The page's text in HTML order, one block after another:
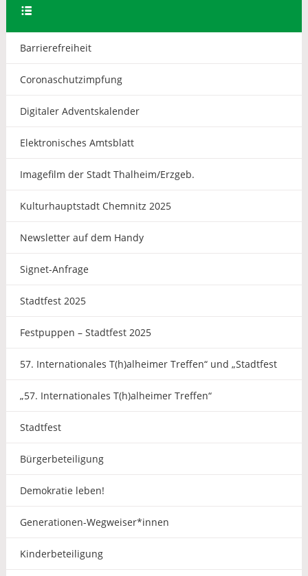
Barrierefreiheit
Coronaschutzimpfung
Digitaler Adventskalender
Elektronisches Amtsblatt
Imagefilm der Stadt Thalheim/Erzgeb.
Kulturhauptstadt Chemnitz 2025
Newsletter auf dem Handy
Signet-Anfrage
Stadtfest 2025
Festpuppen – Stadtfest 2025
57. Internationales T(h)alheimer Treffen“ und „Stadtfest
„57. Internationales T(h)alheimer Treffen“
Stadtfest
Bürgerbeteiligung
Demokratie leben!
Generationen-Wegweiser*innen
Kinderbeteiligung